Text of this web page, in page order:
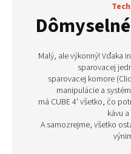
Malý, ale výkonný! Vďaka
sparovacej
sparovacej komore
manipulácie a
má CUBE 4' všetko, čo
kávu
A samozrejme, všetko